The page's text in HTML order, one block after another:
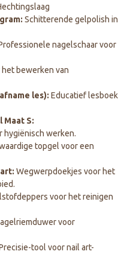
Schitterende gelpolish in
nagelschaar voor
bewerken van
les): Educatief lesboek
Maat S:
hygiënisch werken.
topgel voor een
Wegwerpdoekjes voor het
voor het reinigen
voor
tool voor nail art-